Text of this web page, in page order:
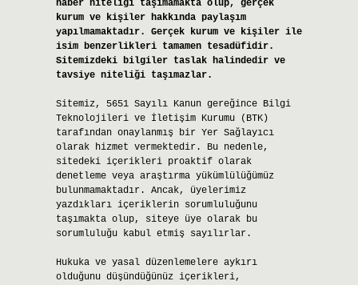
haber niteliği taşımamakta olup, gerçek
kurum ve kişiler hakkında paylaşım
yapılmamaktadır. Gerçek kurum ve kişiler ile
isim benzerlikleri tamamen tesadüfidir.
Sitemizdeki bilgiler taslak halindedir ve
tavsiye niteliği taşımazlar.
Sitemiz, 5651 Sayılı Kanun gereğince Bilgi
Teknolojileri ve İletişim Kurumu (BTK)
tarafından onaylanmış bir Yer Sağlayıcı
olarak hizmet vermektedir. Bu nedenle,
sitedeki içerikleri proaktif olarak
denetleme veya araştırma yükümlülüğümüz
bulunmamaktadır. Ancak, üyelerimiz
yazdıkları içeriklerin sorumluluğunu
taşımakta olup, siteye üye olarak bu
sorumluluğu kabul etmiş sayılırlar.
Hukuka ve yasal düzenlemelere aykırı
olduğunu düşündüğünüz içerikleri,